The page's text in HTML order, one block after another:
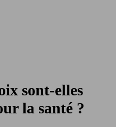
sont-elles
la santé ?